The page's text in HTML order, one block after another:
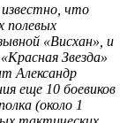
что
полевых
«Висхан», и
Звезда»
Александр
еще 10 боевиков
(около 1